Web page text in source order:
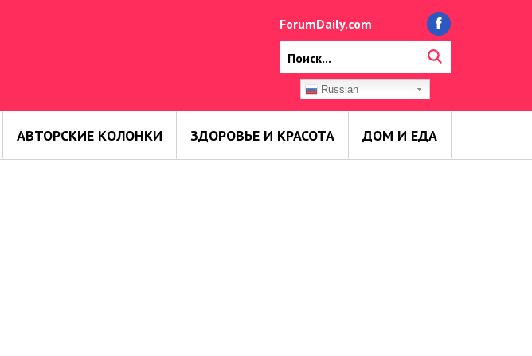
ForumDaily.com
Russian
АВТОРСКИЕ КОЛОНКИ ЗДОРОВЬЕ И КРАСОТА ДОМ И ЕДА